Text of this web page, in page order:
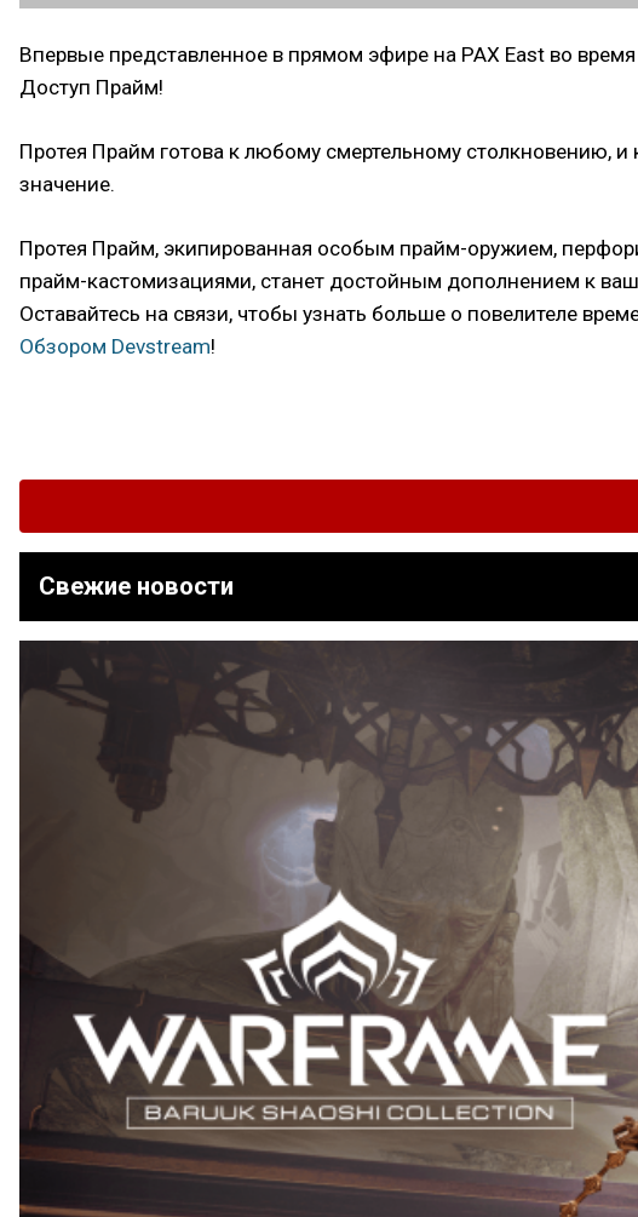
Впервые представленное в прямом эфире на PAX East во
Доступ Прайм!
Протея Прайм готова к любому смертельному столкновению,
значение.
Протея Прайм, экипированная особым прайм-оружием,
прайм-кастомизациями, станет достойным дополнением к
Оставайтесь на связи, чтобы узнать больше о повелителе
Обзором Devstream!
Свежие новости